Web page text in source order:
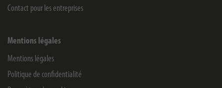
Contact pour les entreprises
Mentions légales
Mentions légales
Politique de confidentialité